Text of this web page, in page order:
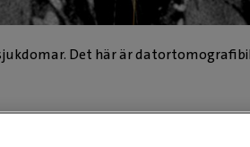
Det här är